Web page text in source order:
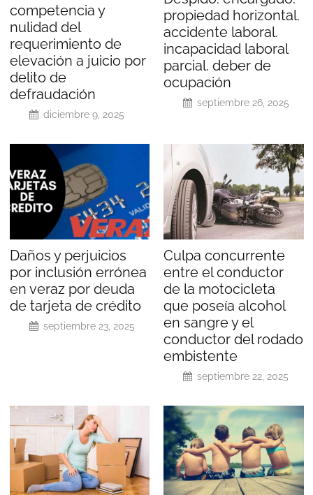
competencia y
nulidad del
requerimiento de
elevación a juicio por
delito de
defraudación
diciembre 9, 2025
propiedad horizontal.
accidente laboral.
incapacidad laboral
parcial. deber de
ocupación
septiembre 26, 2025
Daños y perjuicios
por inclusión errónea
en veraz por deuda
de tarjeta de crédito
septiembre 23, 2025
Culpa concurrente
entre el conductor
de la motocicleta
que poseía alcohol
en sangre y el
conductor del rodado
embistente
septiembre 22, 2025